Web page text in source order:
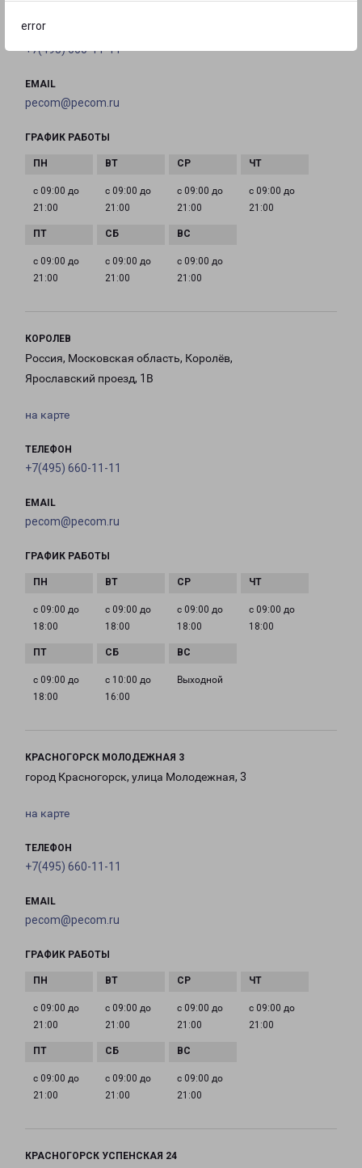
error
ТЕЛЕФОН
+7(495) 660-11-11
EMAIL
pecom@pecom.ru
ГРАФИК РАБОТЫ
с 09:00 до
21:00
с 09:00 до
21:00
с 09:00 до
21:00
с 09:00 до
21:00
с 09:00 до
21:00
с 09:00 до
21:00
с 09:00 до
21:00
КОРОЛЕВ
Россия, Московская область, Королёв,
Ярославский проезд, 1В
на карте
ТЕЛЕФОН
+7(495) 660-11-11
EMAIL
pecom@pecom.ru
ГРАФИК РАБОТЫ
с 09:00 до
18:00
с 09:00 до
18:00
с 09:00 до
18:00
с 09:00 до
18:00
с 09:00 до
18:00
с 10:00 до
16:00
Выходной
КРАСНОГОРСК МОЛОДЕЖНАЯ 3
город Красногорск, улица Молодежная, 3
на карте
ТЕЛЕФОН
+7(495) 660-11-11
EMAIL
pecom@pecom.ru
ГРАФИК РАБОТЫ
с 09:00 до
21:00
с 09:00 до
21:00
с 09:00 до
21:00
с 09:00 до
21:00
с 09:00 до
21:00
с 09:00 до
21:00
с 09:00 до
21:00
КРАСНОГОРСК УСПЕНСКАЯ 24